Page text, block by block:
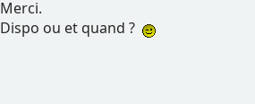
Merci.
Dispo ou et quand ?